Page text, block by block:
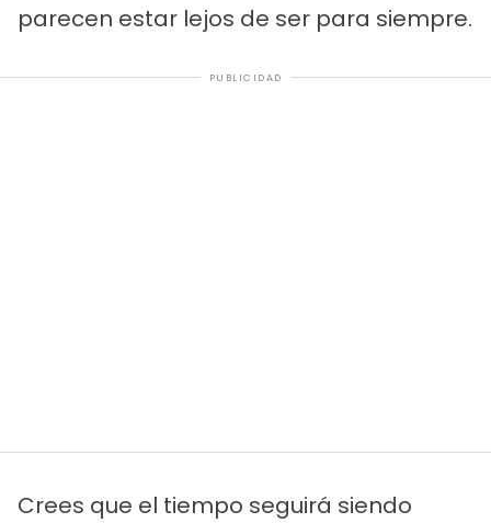
parecen estar lejos de ser para siempre.
PUBLICIDAD
Crees que el tiempo seguirá siendo